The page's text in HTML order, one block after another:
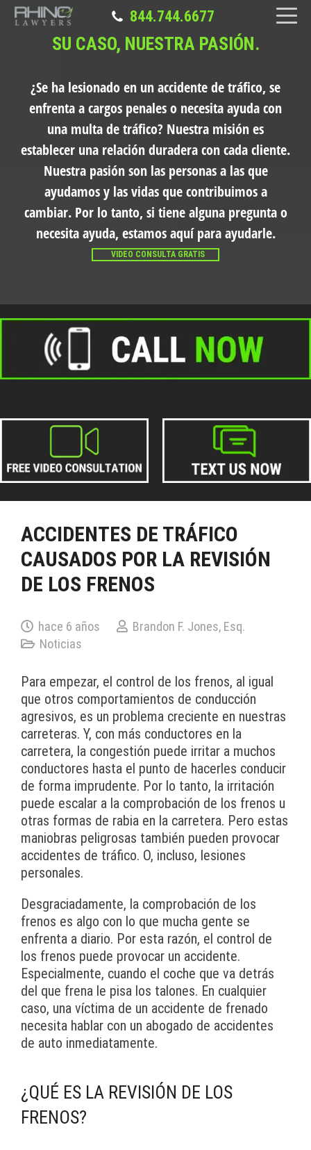
844.744.6677
SU CASO, NUESTRA PASIÓN.
¿Se ha lesionado en un accidente de tráfico, se
enfrenta a cargos penales o necesita ayuda con
una multa de tráfico? Nuestra misión es
establecer una relación duradera con cada cliente.
Nuestra pasión son las personas a las que
ayudamos y las vidas que contribuimos a
cambiar. Por lo tanto, si tiene alguna pregunta o
necesita ayuda, estamos aquí para ayudarle.
VIDEO CONSULTA GRATIS
ACCIDENTES DE TRÁFICO
CAUSADOS POR LA REVISIÓN
DE LOS FRENOS
hace 6 años
Brandon F. Jones, Esq.
Noticias
Para empezar, el control de los frenos, al igual
que otros comportamientos de conducción
agresivos, es un problema creciente en nuestras
carreteras. Y, con más conductores en la
carretera, la congestión puede irritar a muchos
conductores hasta el punto de hacerles conducir
de forma imprudente. Por lo tanto, la irritación
puede escalar a la comprobación de los frenos u
otras formas de rabia en la carretera. Pero estas
maniobras peligrosas también pueden provocar
accidentes de tráfico. O, incluso, lesiones
personales.
Desgraciadamente, la comprobación de los
frenos es algo con lo que mucha gente se
enfrenta a diario. Por esta razón, el control de
los frenos puede provocar un accidente.
Especialmente, cuando el coche que va detrás
del que frena le pisa los talones. En cualquier
caso, una víctima de un accidente de frenado
necesita hablar con un abogado de accidentes
de auto inmediatamente.
¿QUÉ ES LA REVISIÓN DE LOS
FRENOS?